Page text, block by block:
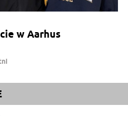
w Aarhus